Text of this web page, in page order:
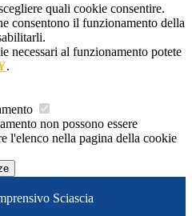
quali cookie consentire.
consentono il funzionamento della
necessari al funzionamento potete
.
non possono essere
l'elenco nella pagina della cookie
Sciascia